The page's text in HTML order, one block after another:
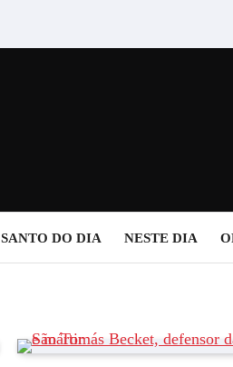
SANTO DO DIA NESTE DIA